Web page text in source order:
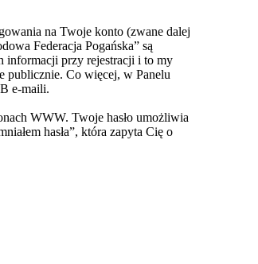
na Twoje konto (zwane dalej
Federacja Pogańska” są
informacji przy rejestracji i to my
publicznie. Co więcej, w Panelu
e-maili.
WWW. Twoje hasło umożliwia
hasła”, która zapyta Cię o